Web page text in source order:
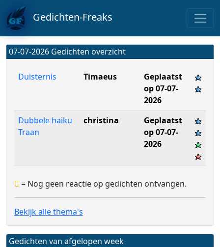
Gedichten-Freaks
07-07-2026 Gedichten overzicht
Duisternis Timaeus
Geplaatst
op 07-07-
2026
Dubbele haiku
Traan
christina
Geplaatst
op 07-07-
2026
= Nog geen reactie op gedichten ontvangen.
Bekijk alle thema's
Gedichten van afgelopen week